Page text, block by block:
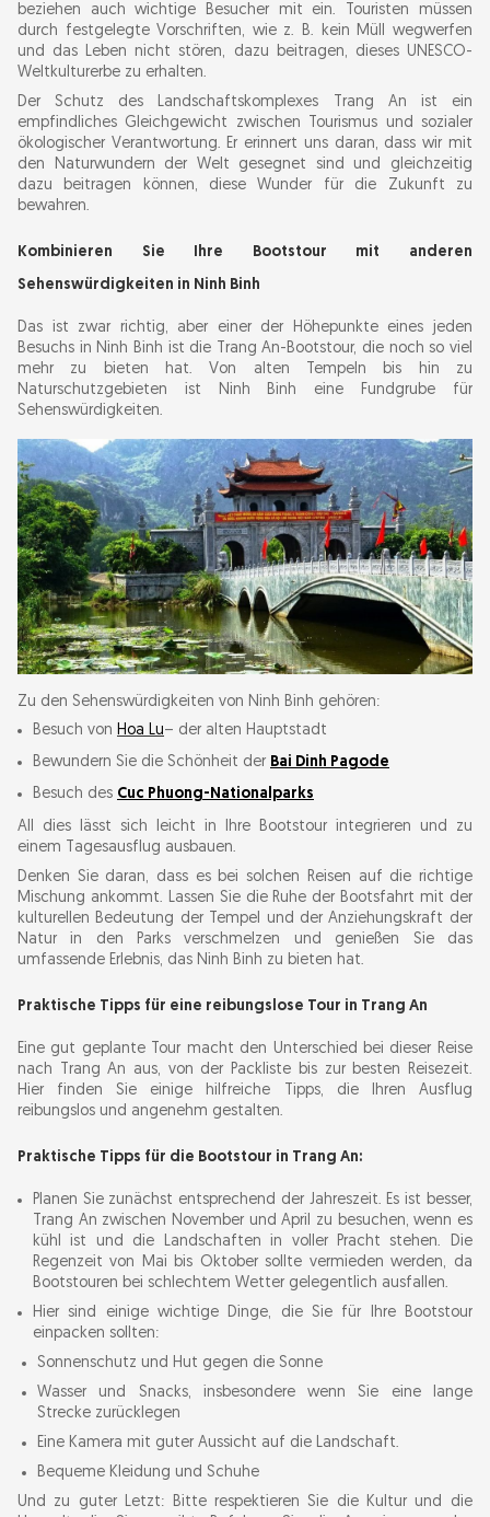
beziehen auch wichtige Besucher mit ein. Touristen müssen
durch festgelegte Vorschriften, wie z. B. kein Müll wegwerfen
und das Leben nicht stören, dazu beitragen, dieses UNESCO-
Weltkulturerbe zu erhalten.
Der Schutz des Landschaftskomplexes Trang An ist ein
empfindliches Gleichgewicht zwischen Tourismus und sozialer
ökologischer Verantwortung. Er erinnert uns daran, dass wir mit
den Naturwundern der Welt gesegnet sind und gleichzeitig
dazu beitragen können, diese Wunder für die Zukunft zu
bewahren.
Kombinieren Sie Ihre Bootstour mit anderen
Sehenswürdigkeiten in Ninh Binh
Das ist zwar richtig, aber einer der Höhepunkte eines jeden
Besuchs in Ninh Binh ist die Trang An-Bootstour, die noch so viel
mehr zu bieten hat. Von alten Tempeln bis hin zu
Naturschutzgebieten ist Ninh Binh eine Fundgrube für
Sehenswürdigkeiten.
Zu den Sehenswürdigkeiten von Ninh Binh gehören:
Besuch von Hoa Lu– der alten Hauptstadt
Bewundern Sie die Schönheit der Bai Dinh Pagode
Besuch des Cuc Phuong-Nationalparks
All dies lässt sich leicht in Ihre Bootstour integrieren und zu
einem Tagesausflug ausbauen.
Denken Sie daran, dass es bei solchen Reisen auf die richtige
Mischung ankommt. Lassen Sie die Ruhe der Bootsfahrt mit der
kulturellen Bedeutung der Tempel und der Anziehungskraft der
Natur in den Parks verschmelzen und genießen Sie das
umfassende Erlebnis, das Ninh Binh zu bieten hat.
Praktische Tipps für eine reibungslose Tour in Trang An
Eine gut geplante Tour macht den Unterschied bei dieser Reise
nach Trang An aus, von der Packliste bis zur besten Reisezeit.
Hier finden Sie einige hilfreiche Tipps, die Ihren Ausflug
reibungslos und angenehm gestalten.
Praktische Tipps für die Bootstour in Trang An:
Planen Sie zunächst entsprechend der Jahreszeit. Es ist besser,
Trang An zwischen November und April zu besuchen, wenn es
kühl ist und die Landschaften in voller Pracht stehen. Die
Regenzeit von Mai bis Oktober sollte vermieden werden, da
Bootstouren bei schlechtem Wetter gelegentlich ausfallen.
Hier sind einige wichtige Dinge, die Sie für Ihre Bootstour
einpacken sollten:
Sonnenschutz und Hut gegen die Sonne
Wasser und Snacks, insbesondere wenn Sie eine lange
Strecke zurücklegen
Eine Kamera mit guter Aussicht auf die Landschaft.
Bequeme Kleidung und Schuhe
Und zu guter Letzt: Bitte respektieren Sie die Kultur und die